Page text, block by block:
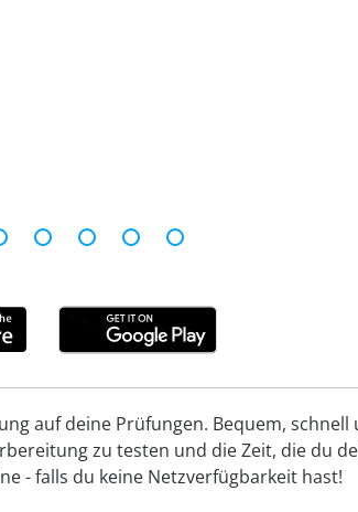
auf deine Prüfungen. Bequem,
zu testen und die Zeit, die du
- falls du keine Netzverfügbarkeit hast!